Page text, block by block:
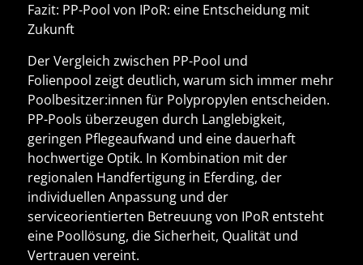
Fazit: PP-Pool von IPoR: eine Entscheidung mit
Zukunft
Der Vergleich zwischen PP-Pool und
Folienpool zeigt deutlich, warum sich immer mehr
Poolbesitzer:innen für Polypropylen entscheiden.
PP-Pools überzeugen durch Langlebigkeit,
geringen Pflegeaufwand und eine dauerhaft
hochwertige Optik. In Kombination mit der
regionalen Handfertigung in Eferding, der
individuellen Anpassung und der
serviceorientierten Betreuung von IPoRentsteht
eine Poollösung, die Sicherheit, Qualität und
Vertrauen vereint.